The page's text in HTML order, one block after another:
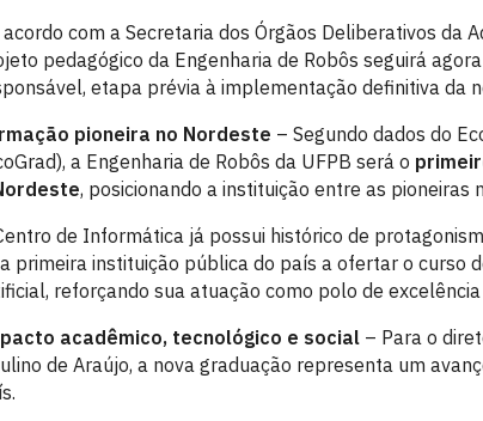
acordo com a Secretaria dos Órgãos Deliberativos da
pedagógico da Engenharia de Robôs seguirá
etapa prévia à implementação definitiva da
pioneira no Nordeste – Segundo dados do
a Engenharia de Robôs da UFPB será o
, posicionando a instituição entre as pioneiras
de Informática já possui histórico de
primeira instituição pública do país a ofertar o curso
reforçando sua atuação como polo de
acadêmico, tecnológico e social– Para o
de Araújo, a nova graduação representa um